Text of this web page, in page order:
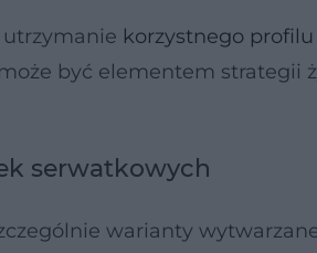
korzystnego
być elementem strategii
serwatkowych
warianty